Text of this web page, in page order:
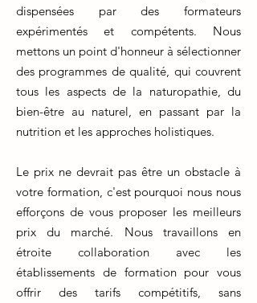
dispensées par des formateurs
expérimentés et compétents. Nous
mettons un point d'honneur à sélectionner
des programmes de qualité, qui couvrent
tous les aspects de la naturopathie, du
bien-être au naturel, en passant par la
nutrition et les approches holistiques.
Le prix ne devrait pas être un obstacle à
votre formation, c'est pourquoi nous nous
efforçons de vous proposer les meilleurs
prix du marché. Nous travaillons en
étroite collaboration avec les
établissements de formation pour vous
offrir des tarifs compétitifs, sans